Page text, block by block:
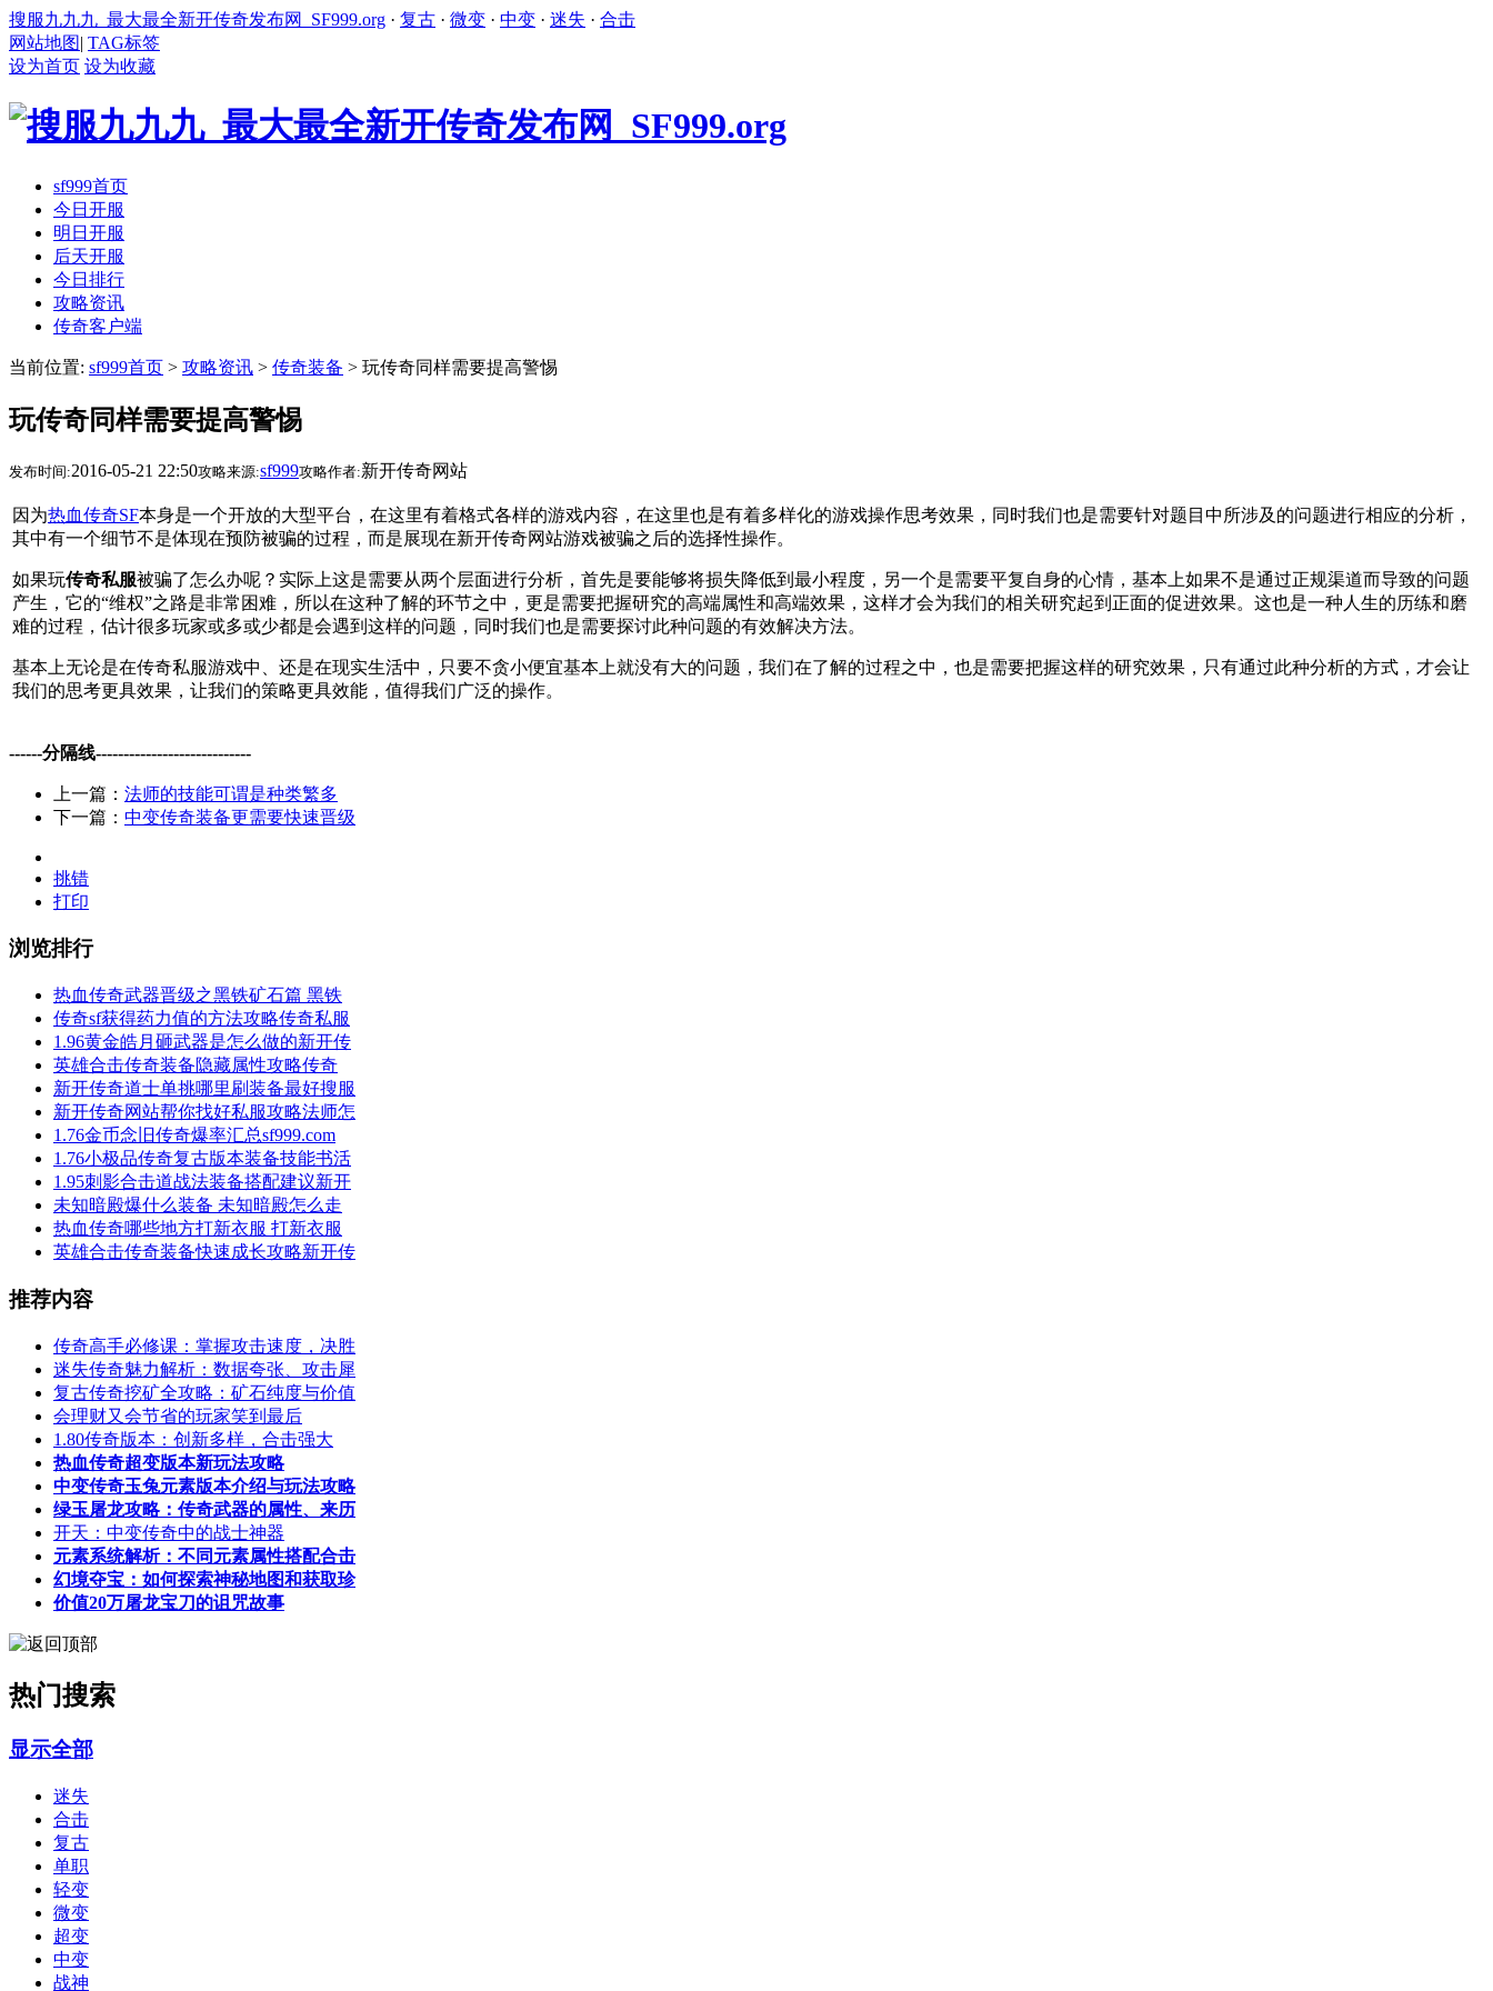
搜服九九九_最大最全新开传奇发布网_SF999.org · 复古 · 微变 · 中变 · 迷失 · 合击
网站地图| TAG标签
设为首页 设为收藏
sf999首页
今日开服
明日开服
后天开服
今日排行
攻略资讯
传奇客户端
当前位置: sf999首页 > 攻略资讯 > 传奇装备 > 玩传奇同样需要提高警惕
玩传奇同样需要提高警惕
发布时间:2016-05-21 22:50攻略来源:sf999攻略作者:新开传奇网站
因为热血传奇SF本身是一个开放的大型平台，在这里有着格式各样的游戏内容，在这里也是有着多样化的游戏操作思考效果，同时我们也是需要针对题目中所涉及的问题进行相应的分析，
其中有一个细节不是体现在预防被骗的过程，而是展现在新开传奇网站游戏被骗之后的选择性操作。
如果玩传奇私服被骗了怎么办呢？实际上这是需要从两个层面进行分析，首先是要能够将损失降低到最小程度，另一个是需要平复自身的心情，基本上如果不是通过正规渠道而导致的问题
产生，它的“维权”之路是非常困难，所以在这种了解的环节之中，更是需要把握研究的高端属性和高端效果，这样才会为我们的相关研究起到正面的促进效果。这也是一种人生的历练和磨
难的过程，估计很多玩家或多或少都是会遇到这样的问题，同时我们也是需要探讨此种问题的有效解决方法。
基本上无论是在传奇私服游戏中、还是在现实生活中，只要不贪小便宜基本上就没有大的问题，我们在了解的过程之中，也是需要把握这样的研究效果，只有通过此种分析的方式，才会让
我们的思考更具效果，让我们的策略更具效能，值得我们广泛的操作。
------分隔线----------------------------
上一篇： 法师的技能可谓是种类繁多
下一篇： 中变传奇装备更需要快速晋级
挑错
打印
浏览排行
热血传奇武器晋级之黑铁矿石篇 黑铁
传奇sf获得药力值的方法攻略传奇私服
1.96黄金皓月砸武器是怎么做的新开传
英雄合击​传奇装备隐藏属性攻略传奇
新开传奇道士单挑哪里刷装备最好搜服
新开传奇网站帮你找好私服攻略法师怎
1.76金币念旧传奇爆率汇总sf999.com
1.76小极品传奇复古版本装备技能书活
1.95刺影合击道战法装备搭配建议新开
未知暗殿爆什么装备 未知暗殿怎么走
热血传奇哪些地方打新衣服 打新衣服
英雄合击传奇装备快速成长攻略新开传
推荐内容
传奇高手必修课：掌握攻击速度，决胜
迷失传奇魅力解析：数据夸张、攻击犀
复古传奇挖矿全攻略：矿石纯度与价值
会理财又会节省的玩家笑到最后
1.80传奇版本：创新多样，合击强大
热血传奇超变版本新玩法攻略
中变传奇玉兔元素版本介绍与玩法攻略
绿玉屠龙攻略：传奇武器的属性、来历
开天：中变传奇中的战士神器
元素系统解析：不同元素属性搭配合击
幻境夺宝：如何探索神秘地图和获取珍
价值20万屠龙宝刀的诅咒故事
热门搜索
显示全部
迷失
合击
复古
单职
轻变
微变
超变
中变
战神